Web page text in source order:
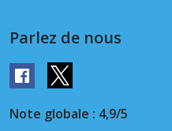
Parlez de nous
Note globale : 4,9/5